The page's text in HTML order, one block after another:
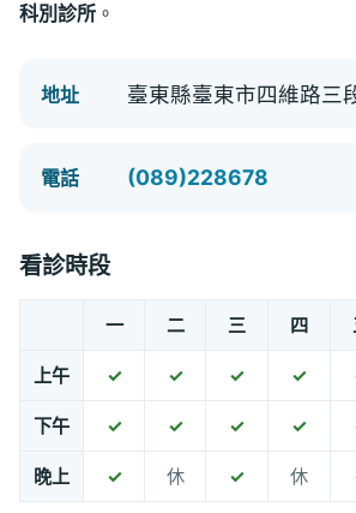
科別診所 。
地址 臺東縣臺東市四維路三
電話 (089)228678
看診時段
一 二 三 四
上午 ✓ ✓ ✓ ✓
下午 ✓ ✓ ✓ ✓
晚上 ✓ 休 ✓ 休